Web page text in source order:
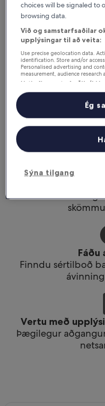
Ástæður til að
Fáðu afslátt af
Bókaðu hvar og
Fáðu
Finndu sértilboð
Vertu með
Þægilegur
choices will be signaled to
browsing data.
Við og samstarfsaðilar
upplýsingar til að veita:
Use precise geolocation data.
identification. Store and/or
Personalised advertising and
measurement, audience
Listi yfir samstarfsaðila
Sýna tilgang
Ég